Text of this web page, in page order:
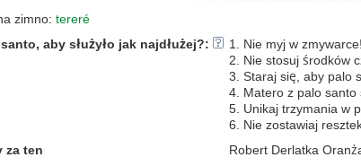
zimno: tereré
aby służyło jak najdłużej?:
1. Nie myj w zmywarce!
2. Nie stosuj środków
3. Staraj się, aby palo
4. Matero z palo
5. Unikaj trzymania w
6. Nie zostawiaj
za ten
Robert Derlatka